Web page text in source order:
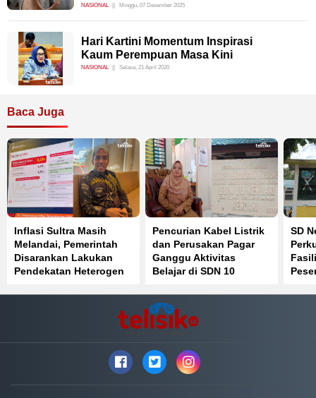
NASIONAL Minggu, 07 Desember 2025
Hari Kartini Momentum Inspirasi
Kaum Perempuan Masa Kini
NASIONAL Selasa, 21 April 2020
Baca Juga
Inflasi Sultra Masih
Melandai, Pemerintah
Disarankan Lakukan
Pendekatan Heterogen
Pencurian Kabel Listrik
dan Perusakan Pagar
Ganggu Aktivitas
Belajar di SDN 10
SD